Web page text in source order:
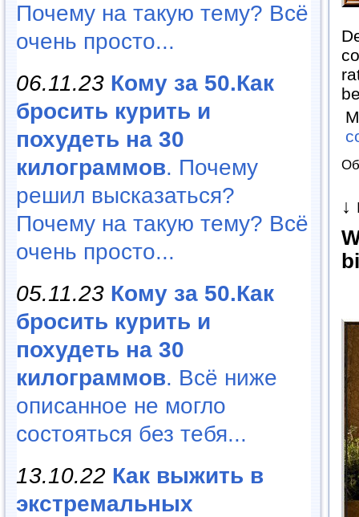
Почему на такую тему? Всё
очень просто...
06.11.23 Кому за 50.Как
бросить курить и
похудеть на 30
килограммов. Почему
решил высказаться?
Почему на такую тему? Всё
очень просто...
05.11.23 Кому за 50.Как
бросить курить и
похудеть на 30
килограммов. Всё ниже
описанное не могло
состояться без тебя...
13.10.22 Как выжить в
экстремальных